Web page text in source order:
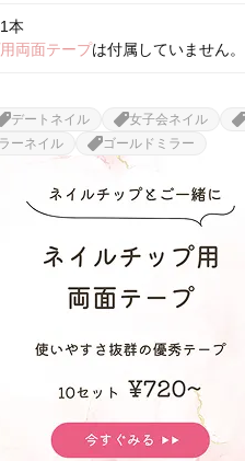
本
両面テープは付属していません。
デートネイル 女子会ネイル
ーネイル ゴールドミラー